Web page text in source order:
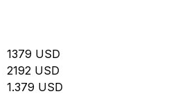
1379 USD
2192 USD
1.379 USD